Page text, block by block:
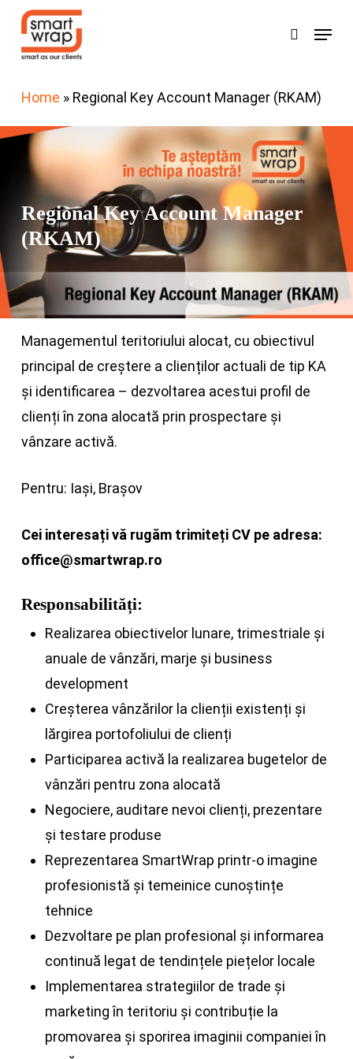
Skip
mainSearch
search
Menu
Home » Regional Key Account Manager (RKAM)
Regional Key Account Manager
(RKAM)
Managementul teritoriului alocat, cu obiectivul
principal de creștere a clienților actuali de tip KA
și identificarea – dezvoltarea acestui profil de
clienți în zona alocată prin prospectare și
vânzare activă.
Pentru: Iași, Brașov
Cei interesați vă rugăm trimiteți CV pe adresa:
office@smartwrap.ro
Responsabilități:
Realizarea obiectivelor lunare, trimestriale și
anuale de vânzări, marje și business
development
Creșterea vânzărilor la clienții existenți și
lărgirea portofoliului de clienți
Participarea activă la realizarea bugetelor de
vânzări pentru zona alocată
Negociere, auditare nevoi clienți, prezentare
și testare produse
Reprezentarea SmartWrap printr-o imagine
profesionistă și temeinice cunoștințe
tehnice
Dezvoltare pe plan profesional și informarea
continuă legat de tendințele piețelor locale
Implementarea strategiilor de trade și
marketing în teritoriu și contribuție la
promovarea și sporirea imaginii companiei în